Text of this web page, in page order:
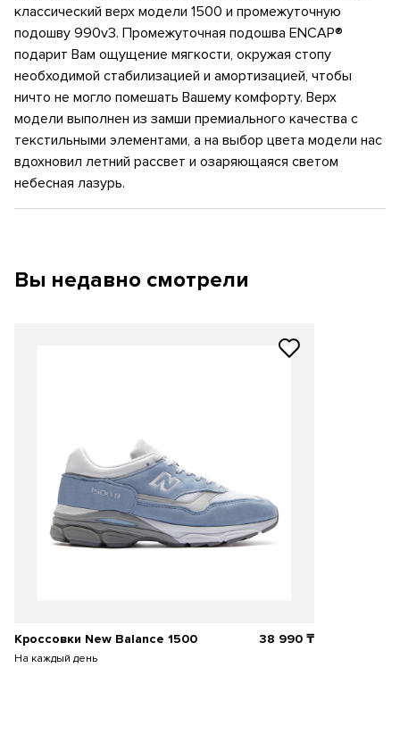
классический верх модели 1500 и промежуточную
подошву 990v3. Промежуточная подошва ENCAP®
подарит Вам ощущение мягкости, окружая стопу
необходимой стабилизацией и амортизацией, чтобы
ничто не могло помешать Вашему комфорту. Верх
модели выполнен из замши премиального качества с
текстильными элементами, а на выбор цвета модели нас
вдохновил летний рассвет и озаряющаяся светом
небесная лазурь.
Вы недавно смотрели
Кроссовки New Balance 1500
На каждый день
38 990₸